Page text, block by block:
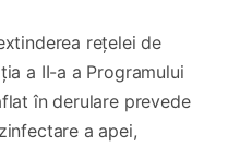
rețelei de
a II-a a Programului
în derulare prevede
a apei,